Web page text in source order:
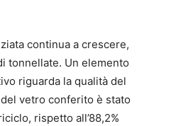
continua a crescere,
tonnellate. Un elemento
riguarda la qualità del
vetro conferito è stato
rispetto all’88,2%